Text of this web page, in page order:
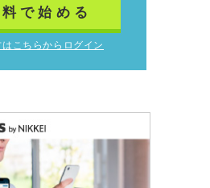
で始める
こちらからログイン